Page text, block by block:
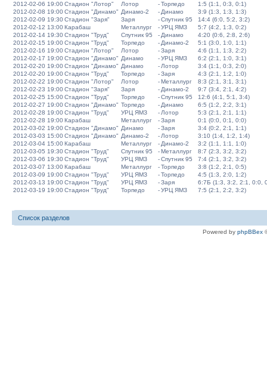
2012-02-06 19:00Стадион "Лотор" Лотор -Торпедо
1:5 (1:1, 0:3, 0:1)
2012-02-08 19:00Стадион "Динамо" Динамо-2 - Динамо
3:9 (1:3, 1:3, 1:3)
2012-02-09 19:30Стадион "Заря" Заря -Спутник 95
14:4 (6:0, 5:2, 3:2)
2012-02-12 13:00Карабаш Металлург -УРЦ ЯМЗ
5:7 (4:2, 1:3, 0:2)
2012-02-14 19:30Стадион "Труд" Спутник 95 - Динамо
4:20 (0:6, 2:8, 2:6)
2012-02-15 19:00Стадион "Труд" Торпедо - Динамо-2
5:1 (3:0, 1:0, 1:1)
2012-02-16 19:00Стадион "Лотор" Лотор -Заря
4:6 (1:1, 1:3, 2:2)
2012-02-17 19:00Стадион "Динамо" Динамо -УРЦ ЯМЗ
6:2 (2:1, 1:0, 3:1)
2012-02-20 19:00Стадион "Динамо" Динамо - Лотор
3:4 (1:1, 0:3, 2:0)
2012-02-20 19:00Стадион "Труд" Торпедо -Заря
4:3 (2:1, 1:2, 1:0)
2012-02-22 19:00Стадион "Лотор" Лотор -Металлург
8:3 (2:1, 3:1, 3:1)
2012-02-23 19:00Стадион "Заря" Заря - Динамо-2
9:7 (3:4, 2:1, 4:2)
2012-02-25 15:00Стадион "Труд" Торпедо -Спутник 95
12:6 (4:1, 5:1, 3:4)
2012-02-27 19:00Стадион "Динамо" Торпедо - Динамо
6:5 (1:2, 2:2, 3:1)
2012-02-28 19:00Стадион "Труд" УРЦ ЯМЗ - Лотор
5:3 (2:1, 2:1, 1:1)
2012-02-28 19:00Карабаш Металлург -Заря
0:1 (0:0, 0:1, 0:0)
2012-03-02 19:00Стадион "Динамо" Динамо -Заря
3:4 (0:2, 2:1, 1:1)
2012-03-03 15:00Стадион "Динамо" Динамо-2 - Лотор
3:10 (1:4, 1:2, 1:4)
2012-03-04 15:00Карабаш Металлург - Динамо-2
3:2 (1:1, 1:1, 1:0)
2012-03-05 19:30Стадион "Труд" Спутник 95 -Металлург
8:7 (2:3, 3:2, 3:2)
2012-03-06 19:30Стадион "Труд" УРЦ ЯМЗ -Спутник 95
7:4 (2:1, 3:2, 3:2)
2012-03-07 13:00Карабаш Металлург -Торпедо
3:8 (1:2, 2:1, 0:5)
2012-03-09 19:00Стадион "Труд" УРЦ ЯМЗ -Торпедо
4:5 (1:3, 2:0, 1:2)
2012-03-13 19:00Стадион "Труд" УРЦ ЯМЗ -Заря
6:7Б (1:3, 3:2, 2:1, 0:0,
2012-03-19 19:00Стадион "Труд" Торпедо -УРЦ ЯМЗ 7:5 (2:1, 2:2, 3:2)
Список разделов
Powered by phpBBex